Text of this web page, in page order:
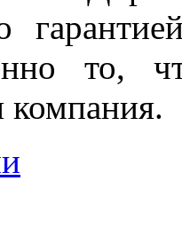
то,
компания.